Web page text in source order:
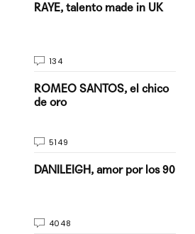
RAYE, talento made in UK
134
ROMEO SANTOS, el chico
de oro
5149
DANILEIGH, amor por los 90
4048